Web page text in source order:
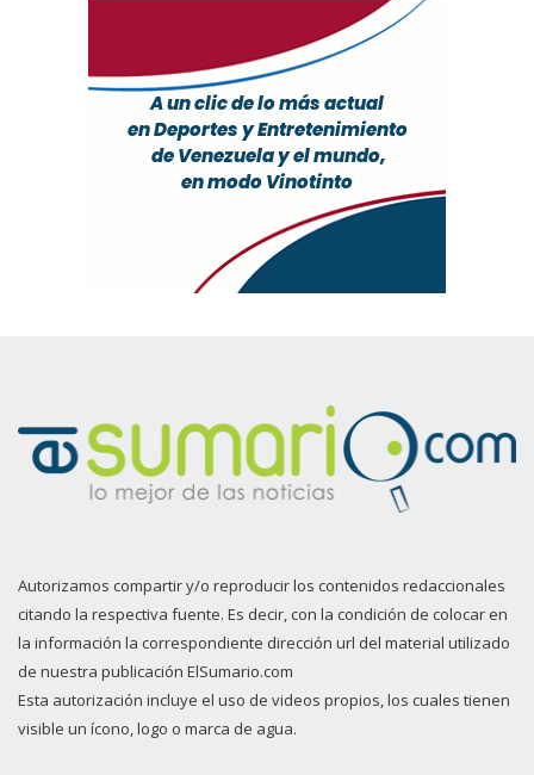
Autorizamos compartir y/o reproducir los contenidos redaccionales
citando la respectiva fuente. Es decir, con la condición de colocar en
la información la correspondiente dirección url del material utilizado
de nuestra publicación ElSumario.com
Esta autorización incluye el uso de videos propios, los cuales tienen
visible un ícono, logo o marca de agua.